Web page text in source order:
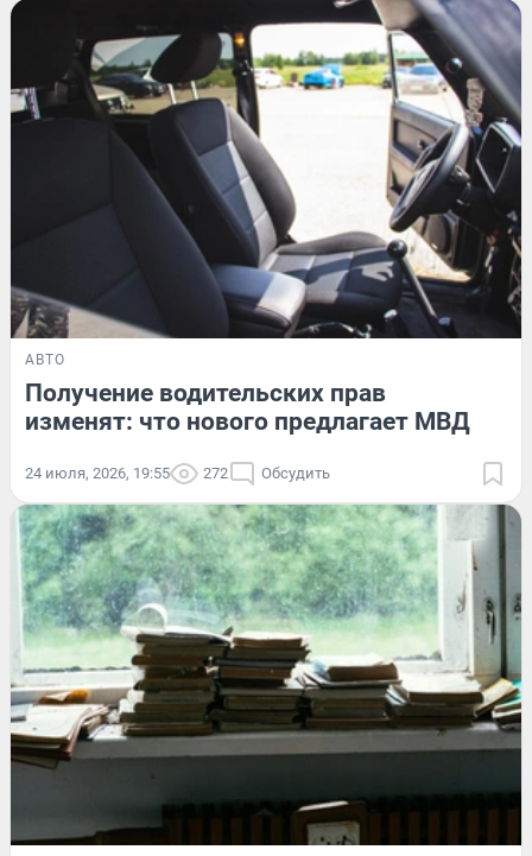
АВТО
Получение водительских прав
изменят: что нового предлагает МВД
24 июля, 2026, 19:55 272 Обсудить